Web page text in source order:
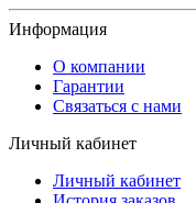
Информация
О компании
Гарантии
Связаться с нами
Личный кабинет
Личный кабинет